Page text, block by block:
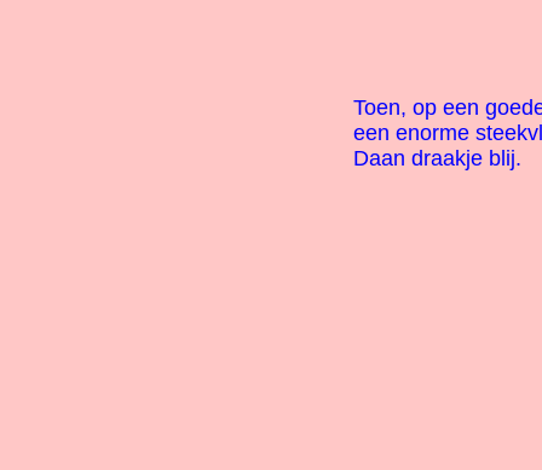
Toen, op een
een enorme
Daan draakje blij.